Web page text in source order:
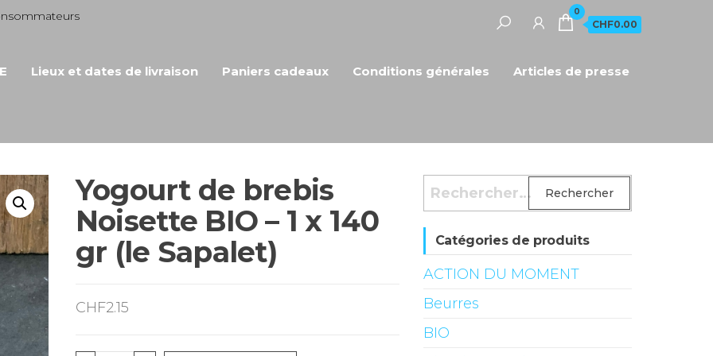
0
CHF0.00
Lieux et dates de livraison Paniers cadeaux Conditions générales Articles de presse
Yogourt de brebis
Noisette BIO – 1 x 140
gr (le Sapalet)
CHF2.15
Rechercher :
Catégories de produits
ACTION DU MOMENT
Beurres
BIO